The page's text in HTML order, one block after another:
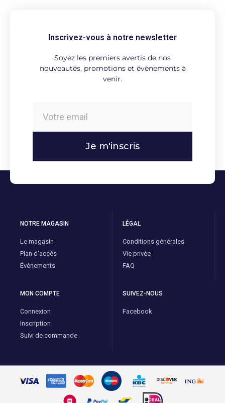
Inscrivez-vous à notre newsletter
Soyez les premiers avertis de nos
nouveautés, promotions et évènements à
venir.
Je m'inscris
NOTRE MAGASIN
Le magasin
Plan d'accès
Évènements
LÉGAL
Conditions générales
Vie privée
FAQ
MON COMPTE
Connexion
Inscription
Suivi de commande
SUIVEZ-NOUS
Facebook